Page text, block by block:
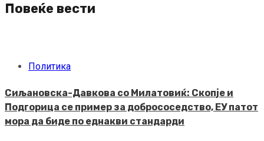
Повеќе вести
Политика
Сиљановска-Давкова со Милатовиќ: Скопје и
Подгорица се пример за добрососедство, ЕУ патот
мора да биде по еднакви стандарди